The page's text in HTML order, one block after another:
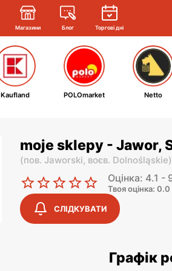
Магазини Блог Торгові дні
Kaufland POLOmarket Netto
moje sklepy - Jawor,
(пов. Jaworski, воєв. Dolnośląskie)
Оцінка: 4.1 -
Твоя оцінка: 0.0
СЛІДКУВАТИ
Графік